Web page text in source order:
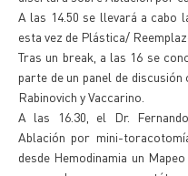
A las 14.50 se llevará a cabo
esta vez de Plástica/
Tras un break, a las 16 se
parte de un panel de
Rabinovich y Vaccarino.
A las 16.30, el Dr.
Ablación por mini-
desde Hemodinamia un